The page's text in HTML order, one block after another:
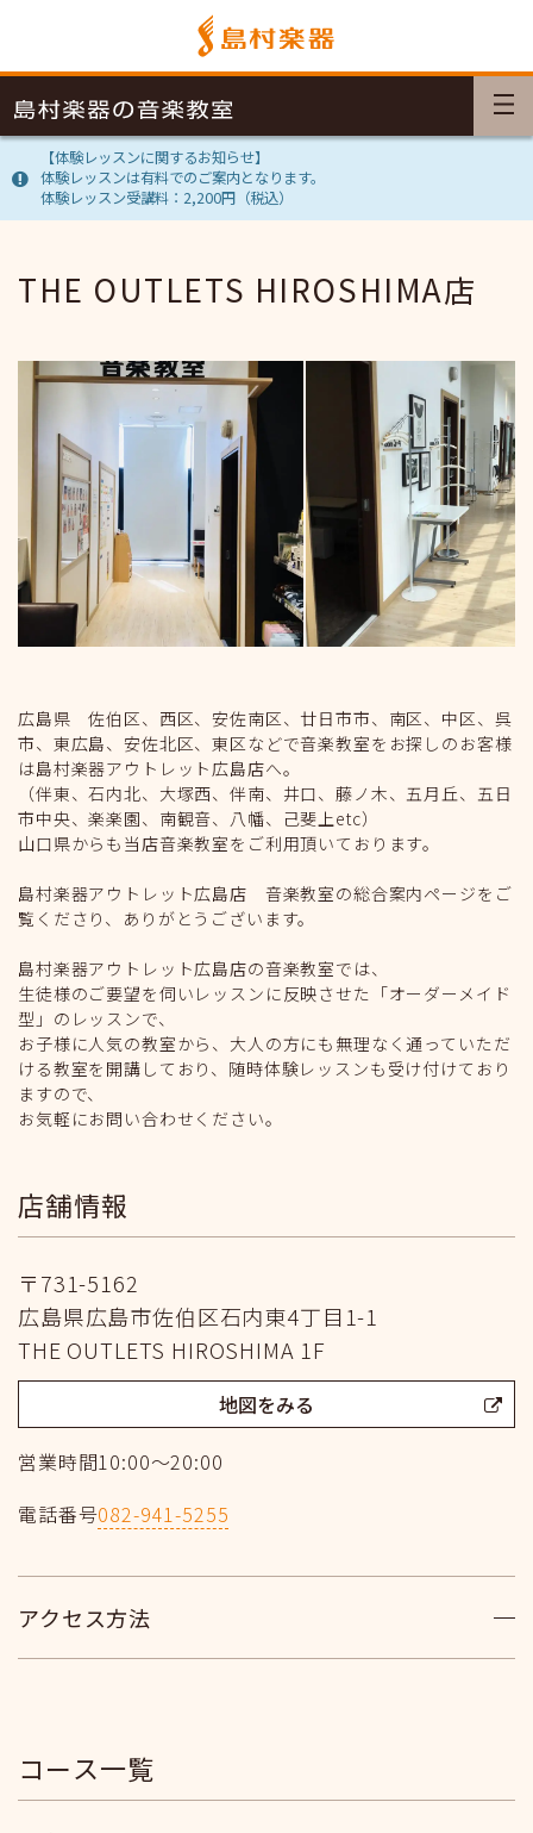
【体験レッスンに関するお知らせ】
体験レッスンは有料でのご案内となります。
体験レッスン受講料：2,200円（税込）
THE OUTLETS HIROSHIMA店
広島県 佐伯区、西区、安佐南区、廿日市市、南区、中区、呉
市、東広島、安佐北区、東区などで音楽教室をお探しのお客様
は島村楽器アウトレット広島店へ。
（伴東、石内北、大塚西、伴南、井口、藤ノ木、五月丘、五日
市中央、楽楽園、南観音、八幡、己斐上etc）
山口県からも当店音楽教室をご利用頂いております。
島村楽器アウトレット広島店 音楽教室の総合案内ページをご
覧くださり、ありがとうございます。
島村楽器アウトレット広島店の音楽教室では、
生徒様のご要望を伺いレッスンに反映させた「オーダーメイド
型」のレッスンで、
お子様に人気の教室から、大人の方にも無理なく通っていただ
ける教室を開講しており、随時体験レッスンも受け付けており
ますので、
お気軽にお問い合わせください。
店舗情報
〒731-5162
広島県広島市佐伯区石内東4丁目1-1
THE OUTLETS HIROSHIMA 1F
地図をみる
営業時間10:00～20:00
電話番号082-941-5255
アクセス方法
コース一覧